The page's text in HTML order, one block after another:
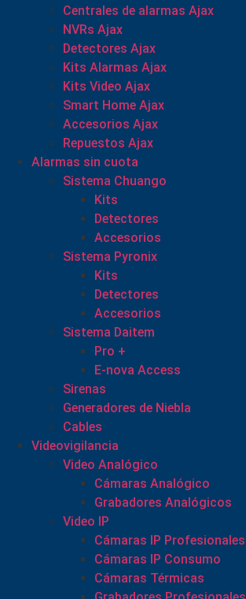
Centrales de alarmas Ajax
NVRs Ajax
Detectores Ajax
Kits Alarmas Ajax
Kits Video Ajax
Smart Home Ajax
Accesorios Ajax
Repuestos Ajax
Alarmas sin cuota
Sistema Chuango
Kits
Detectores
Accesorios
Sistema Pyronix
Kits
Detectores
Accesorios
Sistema Daitem
Pro +
E-nova Access
Sirenas
Generadores de Niebla
Cables
Videovigilancia
Video Analógico
Cámaras Analógico
Grabadores Analógicos
Video IP
Cámaras IP Profesionales
Cámaras IP Consumo
Cámaras Térmicas